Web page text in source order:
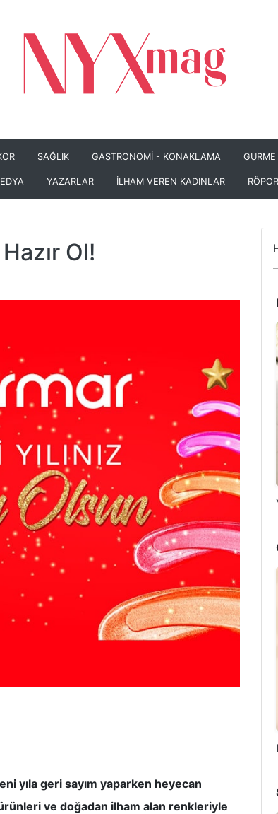
SAĞLIK GASTRONOMİ - KONAKLAMA GURME
YAZARLAR İLHAM VEREN KADINLAR
Ol!
yıla geri sayım yaparken heyecan
ve doğadan ilham alan renkleriyle